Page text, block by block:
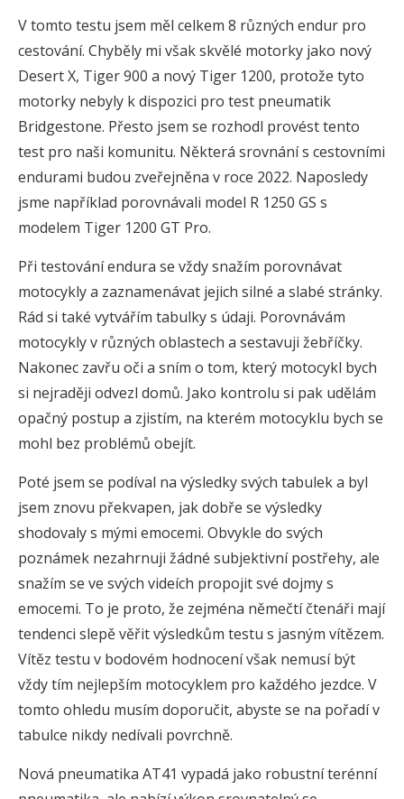
V tomto testu jsem měl celkem 8 různých endur pro
cestování. Chyběly mi však skvělé motorky jako nový
Desert X, Tiger 900 a nový Tiger 1200, protože tyto
motorky nebyly k dispozici pro test pneumatik
Bridgestone. Přesto jsem se rozhodl provést tento
test pro naši komunitu. Některá srovnání s cestovními
endurami budou zveřejněna v roce 2022. Naposledy
jsme například porovnávali model R 1250 GS s
modelem Tiger 1200 GT Pro.
Při testování endura se vždy snažím porovnávat
motocykly a zaznamenávat jejich silné a slabé stránky.
Rád si také vytvářím tabulky s údaji. Porovnávám
motocykly v různých oblastech a sestavuji žebříčky.
Nakonec zavřu oči a sním o tom, který motocykl bych
si nejraději odvezl domů. Jako kontrolu si pak udělám
opačný postup a zjistím, na kterém motocyklu bych se
mohl bez problémů obejít.
Poté jsem se podíval na výsledky svých tabulek a byl
jsem znovu překvapen, jak dobře se výsledky
shodovaly s mými emocemi. Obvykle do svých
poznámek nezahrnuji žádné subjektivní postřehy, ale
snažím se ve svých videích propojit své dojmy s
emocemi. To je proto, že zejména němečtí čtenáři mají
tendenci slepě věřit výsledkům testu s jasným vítězem.
Vítěz testu v bodovém hodnocení však nemusí být
vždy tím nejlepším motocyklem pro každého jezdce. V
tomto ohledu musím doporučit, abyste se na pořadí v
tabulce nikdy nedívali povrchně.
Nová pneumatika AT41 vypadá jako robustní terénní